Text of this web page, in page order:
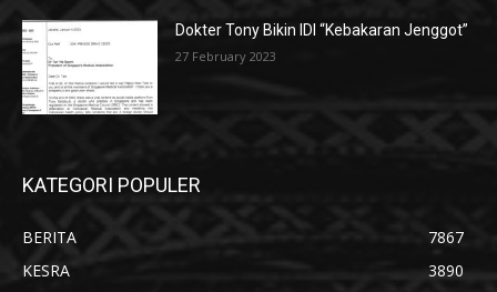
Dokter Tony Bikin IDI “Kebakaran Jenggot”
27 February 2023
KATEGORI POPULER
BERITA
7867
KESRA
3890